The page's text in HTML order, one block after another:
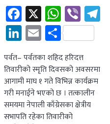
Telegram
Facebook
X
LinkedIn
EmailShare
पर्वत– पर्वतका शहिद हरिदत्त
तिवारीको स्मृति दिवसको अवसरमा
आगामी माघ १ गते विभिन्न कार्यक्रम
गरी मनाईने भएको छ । तत्कालीन
समयमा नेपाली काँग्रेसका क्षेत्रीय
सभापति रहेका तिवारीको